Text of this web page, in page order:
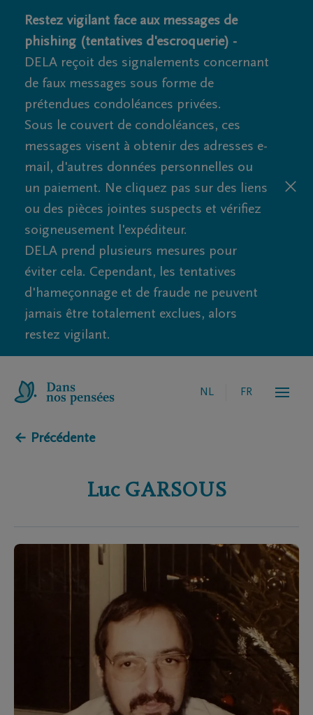
Restez vigilant face aux messages de
phishing (tentatives d'escroquerie) -
DELA reçoit des signalements concernant
de faux messages sous forme de
prétendues condoléances privées.
Sous le couvert de condoléances, ces
messages visent à obtenir des adresses e-
mail, d'autres données personnelles ou
un paiement. Ne cliquez pas sur des liens
ou des pièces jointes suspects et vérifiez
soigneusement l'expéditeur.
DELA prend plusieurs mesures pour
éviter cela. Cependant, les tentatives
d'hameçonnage et de fraude ne peuvent
jamais être totalement exclues, alors
restez vigilant.
NL FR
← Précédente
Luc GARSOUS